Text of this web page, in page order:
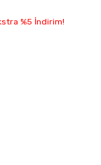
%5 İndirim!